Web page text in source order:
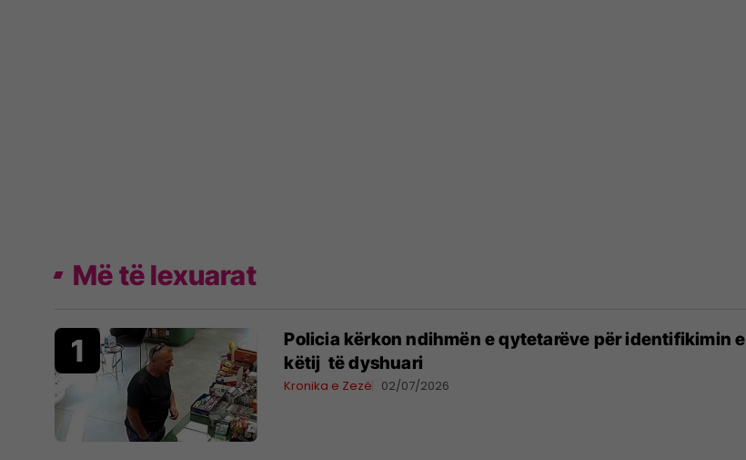
Më të lexuarat
Policia kërkon ndihmën e qytetarëve për identifikimin e
këtij të dyshuari
Kronika e Zezë 02/07/2026